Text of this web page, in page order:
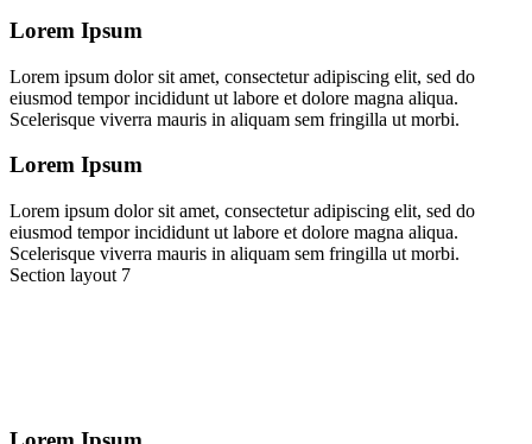
Lorem Ipsum
Lorem ipsum dolor sit amet, consectetur adipiscing elit, sed do
eiusmod tempor incididunt ut labore et dolore magna aliqua.
Scelerisque viverra mauris in aliquam sem fringilla ut morbi.
Lorem Ipsum
Lorem ipsum dolor sit amet, consectetur adipiscing elit, sed do
eiusmod tempor incididunt ut labore et dolore magna aliqua.
Scelerisque viverra mauris in aliquam sem fringilla ut morbi.
Section layout 7